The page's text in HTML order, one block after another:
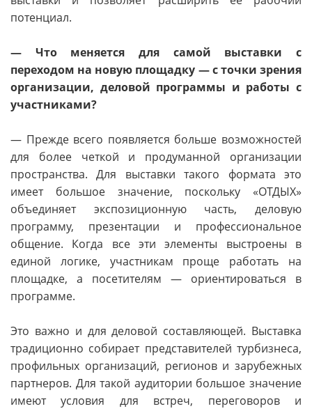
потенциал.
— Что меняется для самой выставки с
переходом на новую площадку — с точки зрения
организации, деловой программы и работы с
участниками?
— Прежде всего появляется больше возможностей
для более четкой и продуманной организации
пространства. Для выставки такого формата это
имеет большое значение, поскольку «ОТДЫХ»
объединяет экспозиционную часть, деловую
программу, презентации и профессиональное
общение. Когда все эти элементы выстроены в
единой логике, участникам проще работать на
площадке, а посетителям — ориентироваться в
программе.
Это важно и для деловой составляющей. Выставка
традиционно собирает представителей турбизнеса,
профильных организаций, регионов и зарубежных
партнеров. Для такой аудитории большое значение
имеют условия для встреч, переговоров и